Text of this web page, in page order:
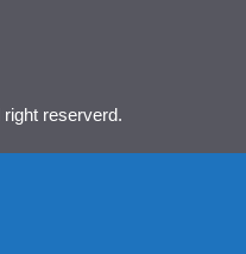
reserverd.